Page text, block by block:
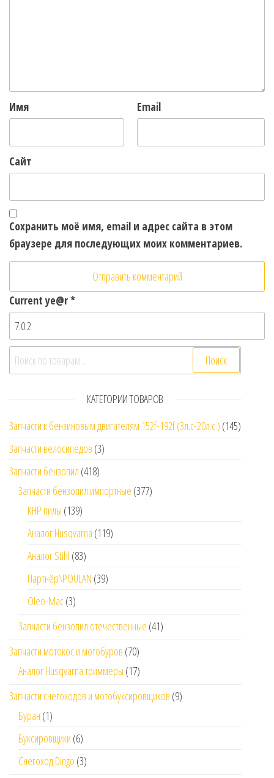
Имя Email
Сайт
Сохранить моё имя, email и адрес сайта в этом
браузере для последующих моих комментариев.
Current ye@r*
Искать: Поиск
КАТЕГОРИИ ТОВАРОВ
Запчасти к бензиновым двигателям 152f-192f (3л.с-20л.с.) (145)
Запчасти велосипедов (3)
Запчасти бензопил (418)
Запчасти бензопил импортные (377)
КНР пилы (139)
Аналог Husqvarna (119)
Аналог Stihl (83)
Партнёр\POULAN (39)
Oleo-Mac(3)
Запчасти бензопил отечественные (41)
Запчасти мотокос и мотобуров (70)
Аналог Husqvarna триммеры (17)
Запчасти снегоходов и мотобуксировщиков (9)
Буран (1)
Буксировщики (6)
Снегоход Dingo (3)